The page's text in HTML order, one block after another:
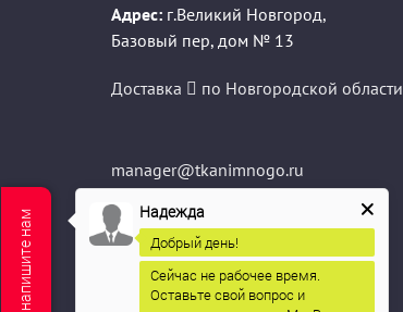
Адрес: г.Великий Новгород,
Базовый пер, дом № 13
Доставка по Новгородской области
manager@tkanimnogo.ru
info@tkanimnogo.ru
sale@tkanimnogo.ru
Надежда
Добрый день!
Сейчас не рабочее время.
Оставьте свой вопрос и